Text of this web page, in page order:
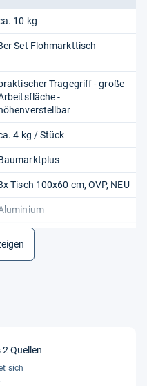
10 kg
Set Flohmarkttisch
Tragegriff - große
-
höhenverstellbar
4 kg / Stück
Tisch 100x60 cm, OVP, NEU
MDF, schwarz, Stärke ca. 3
100 x 60 x 2,5 cm
Quellen
sich